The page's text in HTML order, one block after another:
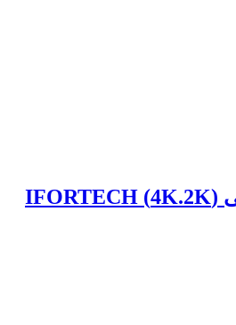
کابل HDMI فورکی (4K.2K) IFORTECH